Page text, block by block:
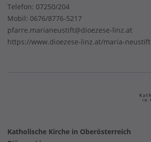
Telefon: 07250/204
Mobil: 0676/8776-5217
pfarre.marianeustift@dioezese-linz.at
https://www.dioezese-linz.at/maria-neustift
Katholische Kirche in Oberösterreich